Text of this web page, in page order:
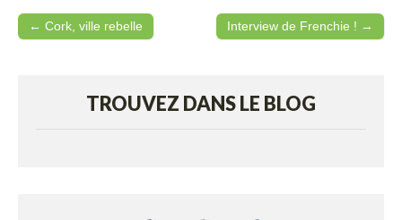
Post navigation
← Cork, ville rebelle Interview de Frenchie ! →
TROUVEZ DANS LE BLOG